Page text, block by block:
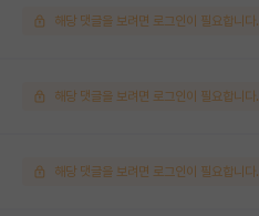
해당 댓글을 보려면 로그인이 필요합니다.
해당 댓글을 보려면 로그인이 필요합니다.
해당 댓글을 보려면 로그인이 필요합니다.